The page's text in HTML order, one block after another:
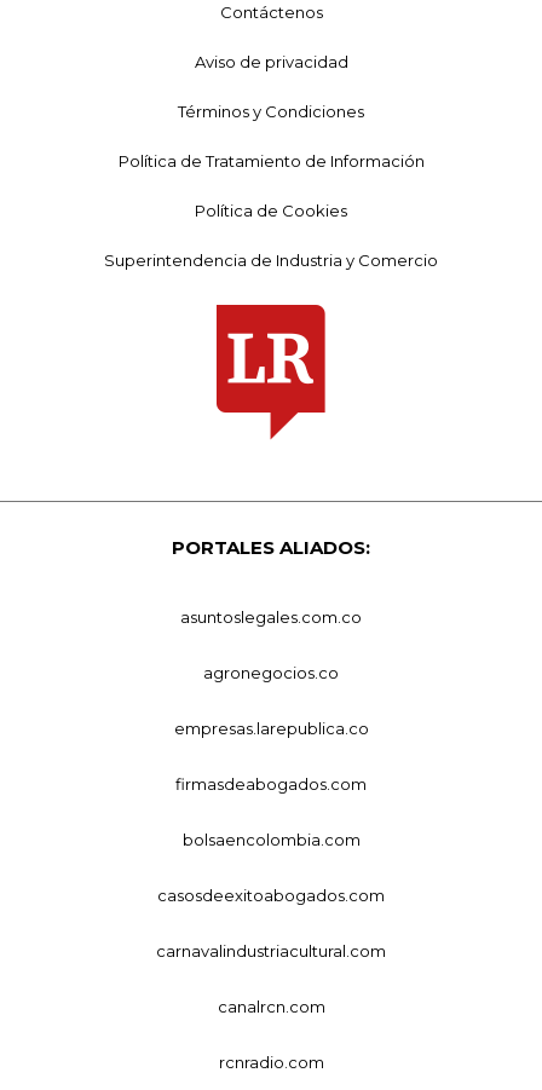
Contáctenos
Aviso de privacidad
Términos y Condiciones
Política de Tratamiento de Información
Política de Cookies
Superintendencia de Industria y Comercio
PORTALES ALIADOS:
asuntoslegales.com.co
agronegocios.co
empresas.larepublica.co
firmasdeabogados.com
bolsaencolombia.com
casosdeexitoabogados.com
carnavalindustriacultural.com
canalrcn.com
rcnradio.com